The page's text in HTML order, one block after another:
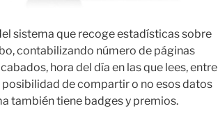
sistema que recoge estadísticas sobre
contabilizando número de páginas
hora del día en las que lees, entre
de compartir o no esos datos
también tiene badges y premios.